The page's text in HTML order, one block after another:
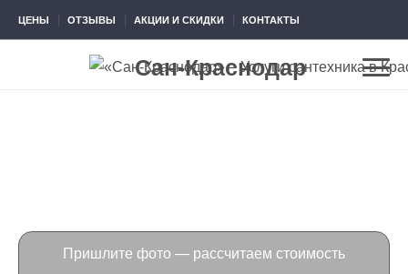
ЦЕНЫ ОТЗЫВЫ АКЦИИ И СКИДКИ КОНТАКТЫ
Сан-Краснодар
Пришлите фото — рассчитаем стоимость